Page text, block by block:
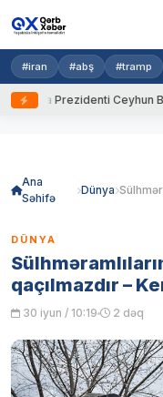
#iran #abş #tramp
Prezidenti Ceyhun
Ana
Səhifə
Dünya
DÜNYA
qaçılmazdır –
30 iyun / 10:19 2 dəq